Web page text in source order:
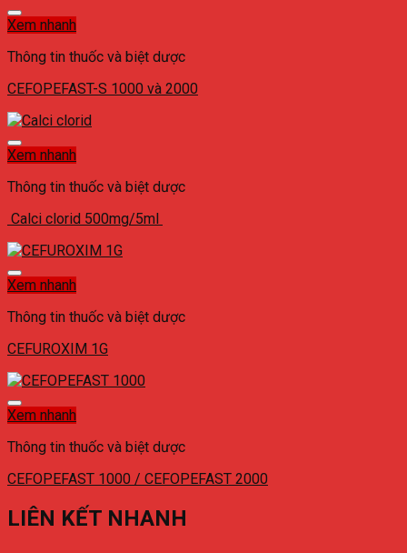
Xem nhanh
Thông tin thuốc và biệt dược
CEFOPEFAST-S 1000 và 2000
Xem nhanh
Thông tin thuốc và biệt dược
Calci clorid 500mg/5ml
Xem nhanh
Thông tin thuốc và biệt dược
CEFUROXIM 1G
Xem nhanh
Thông tin thuốc và biệt dược
CEFOPEFAST 1000 / CEFOPEFAST 2000
LIÊN KẾT NHANH